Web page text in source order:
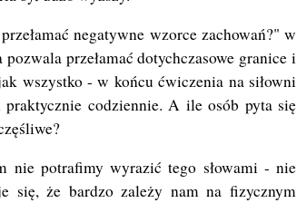
negatywne wzorce zachowań?" w
przełamać dotychczasowe granice i
wszystko - w końcu ćwiczenia na siłowni
codziennie. A ile osób pyta się
nie potrafimy wyrazić tego słowami - nie
się, że bardzo zależy nam na fizycznym